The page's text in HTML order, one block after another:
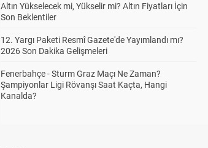
Altın Yükselecek mi, Yükselir mi? Altın Fiyatları İçin
Son Beklentiler
12. Yargı Paketi Resmî Gazete'de Yayımlandı mı?
2026 Son Dakika Gelişmeleri
Fenerbahçe - Sturm Graz Maçı Ne Zaman?
Şampiyonlar Ligi Rövanşı Saat Kaçta, Hangi
Kanalda?